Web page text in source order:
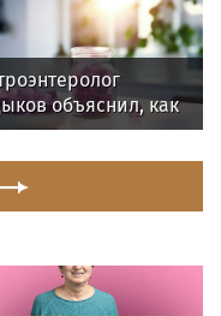
объяснил, как
в рационе
изнашивание